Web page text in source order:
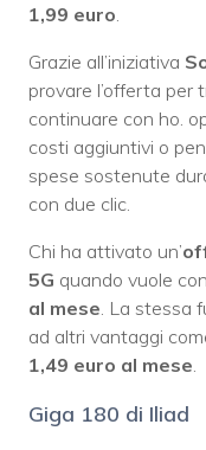
1,99 euro
Grazie all’iniziativa
provare l’offerta per
continuare con ho.
costi aggiuntivi o
spese sostenute
con due clic.
Chi ha attivato un’
5G quando vuole
al mese . La stessa
ad altri vantaggi
1,49 euro al mese
Giga 180 di Iliad